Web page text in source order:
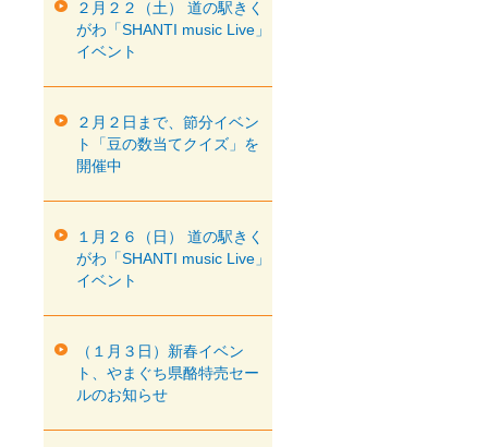
２月２２（土） 道の駅きく
がわ「SHANTI music Live」
イベント
２月２日まで、節分イベン
ト「豆の数当てクイズ」を
開催中
１月２６（日） 道の駅きく
がわ「SHANTI music Live」
イベント
（１月３日）新春イベン
ト、やまぐち県酪特売セー
ルのお知らせ